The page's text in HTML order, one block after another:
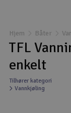
Droner
Droner
Fly
Hjem Båter
TFL
enkelt
Tilhører kategori
Vannkjøling